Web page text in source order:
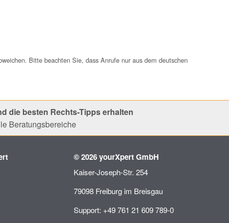
Bitte beachten Sie, dass Anrufe nur aus dem deutschen
die besten Rechts-Tipps erhalten
Beratungsbereiche
© 2026 yourXpert GmbH
Kaiser-Joseph-Str. 254
79098 Freiburg im Breisgau
Support: +49 761 21 609 789-0